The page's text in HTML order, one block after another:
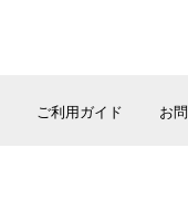
ご利用ガイド お